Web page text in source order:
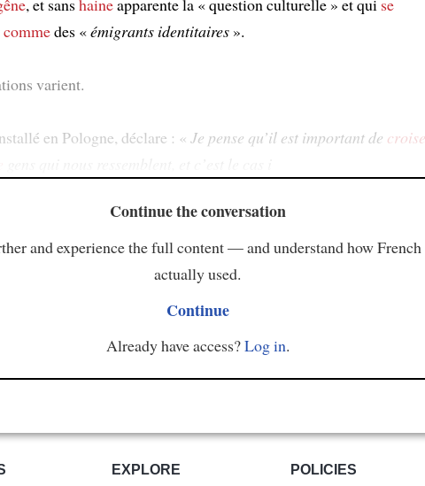
des «émigrants identitaires ».
varient.
en Pologne, déclare : « Je pense qu’il est important de
Continue the conversation
and experience the full content — and understand how French
actually used.
Continue
Already have access?Log in.
EXPLORE POLICIES